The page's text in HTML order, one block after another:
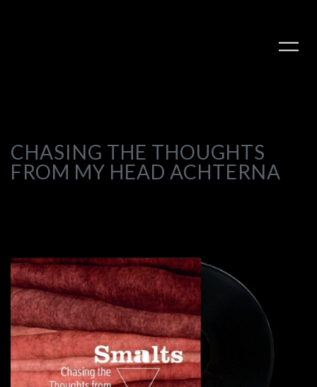
PLAY ALBUM
CHASING THE THOUGHTS
FROM MY HEAD ACHTERNA